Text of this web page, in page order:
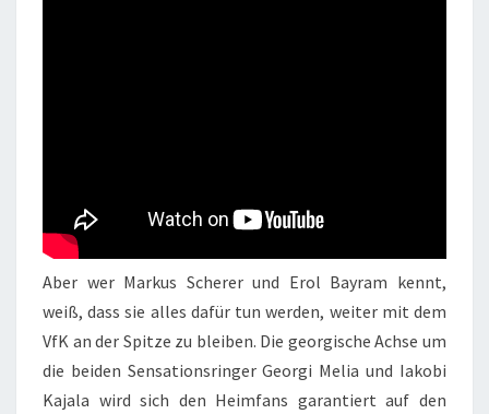
Aber wer Markus Scherer und Erol Bayram kennt,
weiß, dass sie alles dafür tun werden, weiter mit dem
VfK an der Spitze zu bleiben. Die georgische Achse um
die beiden Sensationsringer Georgi Melia und Iakobi
Kajala wird sich den Heimfans garantiert auf den